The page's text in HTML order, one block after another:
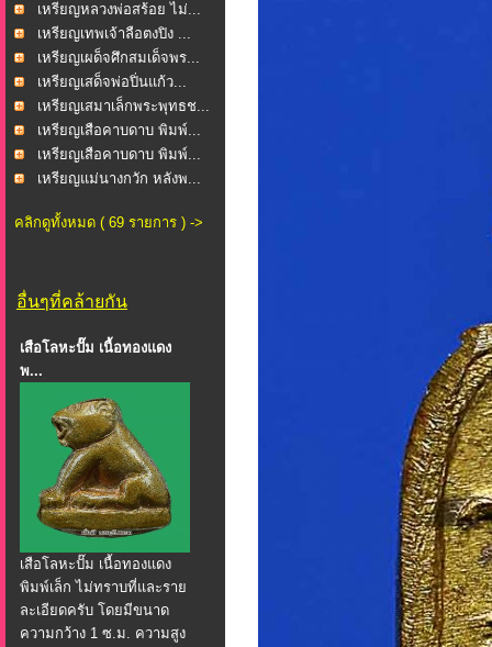
เหรียญหลวงพ่อสร้อย ไม่...
เหรียญเทพเจ้าลือตงปิง ...
เหรียญเผด็จศึกสมเด็จพร...
เหรียญเสด็จพ่อปิ่นแก้ว...
เหรียญเสมาเล็กพระพุทธช...
เหรียญเสือคาบดาบ พิมพ์...
เหรียญเสือคาบดาบ พิมพ์...
เหรียญแม่นางกวัก หลังพ...
คลิกดูทั้งหมด ( 69 รายการ ) ->
อื่นๆที่คล้ายกัน
เสือโลหะปั๊ม เนื้อทองแดง
พ...
เสือโลหะปั๊ม เนื้อทองแดง
พิมพ์เล็ก ไม่ทราบที่และราย
ละเอียดครับ โดยมีขนาด
ความกว้าง 1 ซ.ม. ความสูง